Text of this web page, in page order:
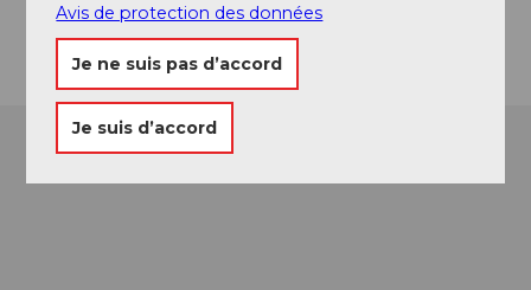
Arrivée
Avis de protection des données
Je ne suis pas d’accord
Je suis d’accord